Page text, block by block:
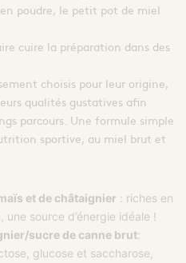
poudre, le petit pot de miel
cuire la préparation dans des
choisis pour leur origine,
qualités gustatives afin
parcours. Une formule simple
sportive, au miel brut et
et de châtaignier : riches en
source d’énergie idéale !
sucre de canne brut:
glucose et saccharose,